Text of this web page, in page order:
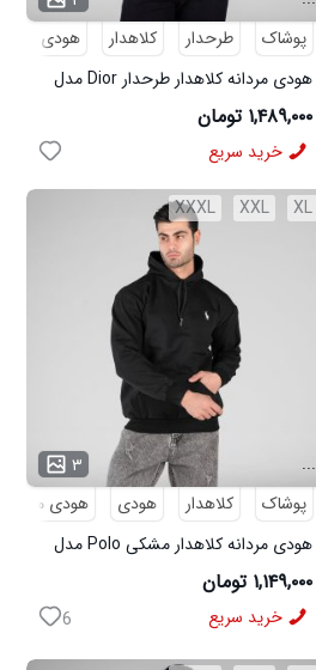
هودی مردانه
پوشاک
طرحدار کلاهدار هودی
هودی مردانه کلاهدار طرحدار Dior مدل
49183
۱,۴۸۹,۰۰۰ تومان
خرید سریع
XL
XXL
XXXL
۳
...
پوشاک
کلاهدار هودی
هودی مردانه
هودی مردانه کلاهدار مشکی Polo مدل
49077
۱,۱۴۹,۰۰۰ تومان
خرید سریع 6